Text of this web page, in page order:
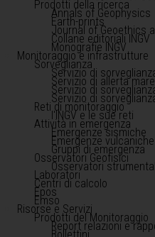
Prodotti della ricerca
Annals of Geophysics
Earth-prints
Journal of Geoethics
Collane editoriali INGV
Monografie INGV
Monitoraggio e infrastrutture
Sorveglianza
Servizio di
Servizio di allerta
Servizio di
Servizio di
Reti di monitoraggio
l'INGV e le sue reti
Attività in emergenza
Emergenze sismiche
Emergenze vulcaniche
Gruppi di emergenza
Osservatori Geofisici
Osservatori
Laboratori
Centri di calcolo
Epos
Emso
Risorse e Servizi
Prodotti del Monitoraggio
Report relazioni e
Bollettini